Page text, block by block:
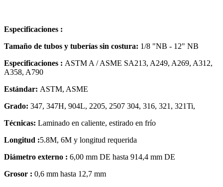
Especificaciones :
Tamaño de tubos y tuberías sin costura: 1/8 "NB - 12" NB
Especificaciones : ASTM A / ASME SA213, A249, A269, A312,
A358, A790
Estándar: ASTM, ASME
Grado: 347, 347H, 904L, 2205, 2507 304, 316, 321, 321Ti,
Técnicas: Laminado en caliente, estirado en frío
Longitud :5.8M, 6M y longitud requerida
Diámetro externo : 6,00 mm DE hasta 914,4 mm DE
Grosor : 0,6 mm hasta 12,7 mm